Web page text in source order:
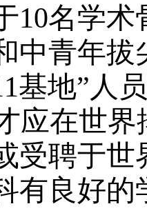
10名学术
中青年拔
基地”人
应在世界
受聘于
有良好